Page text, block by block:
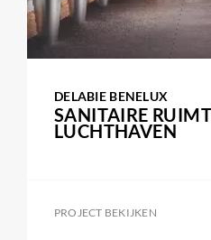
DELABIE BENELUX
SANITAIRE
LUCHTHAVEN
PROJECT BEKIJKEN